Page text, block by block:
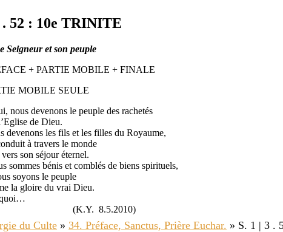
. 52 : 10e TRINITE
Seigneur et son peuple
+ PARTIE MOBILE + FINALE
MOBILE SEULE
devenons le peuple des rachetés
de Dieu.
devenons les fils et les filles du Royaume,
à travers le monde
son séjour éternel.
sommes bénis et comblés de biens spirituels,
soyons le peuple
la gloire du vrai Dieu.
8.5.2010)
du Culte » 34. Préface, Sanctus, Prière Euchar. » S. 1 | 3 .